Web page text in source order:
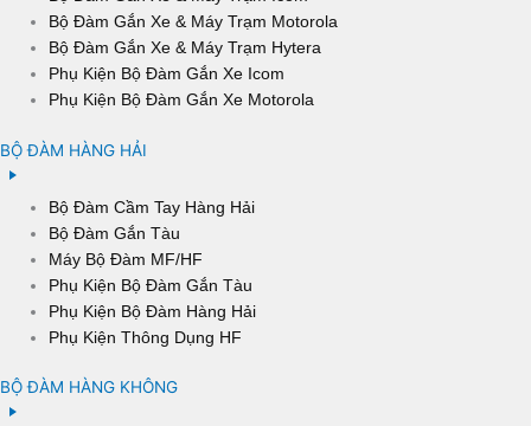
Bộ Đàm Gắn Xe & Máy Trạm Motorola
Bộ Đàm Gắn Xe & Máy Trạm Hytera
Phụ Kiện Bộ Đàm Gắn Xe Icom
Phụ Kiện Bộ Đàm Gắn Xe Motorola
BỘ ĐÀM HÀNG HẢI
Bộ Đàm Cầm Tay Hàng Hải
Bộ Đàm Gắn Tàu
Máy Bộ Đàm MF/HF
Phụ Kiện Bộ Đàm Gắn Tàu
Phụ Kiện Bộ Đàm Hàng Hải
Phụ Kiện Thông Dụng HF
BỘ ĐÀM HÀNG KHÔNG